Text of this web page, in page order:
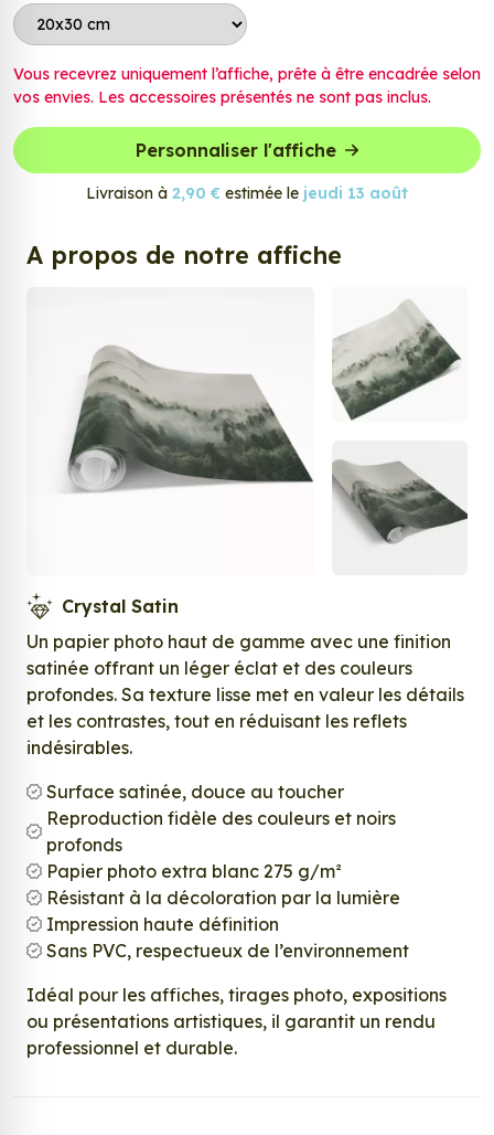
Vous recevrez uniquement l’affiche, prête à être encadrée selon
vos envies. Les accessoires présentés ne sont pas inclus.
Personnaliser l'affiche
Livraison à 2,90 € estimée le jeudi 13 août
A propos de notre affiche
Crystal Satin
Un papier photo haut de gamme avec une finition
satinée offrant un léger éclat et des couleurs
profondes. Sa texture lisse met en valeur les détails
et les contrastes, tout en réduisant les reflets
indésirables.
Surface satinée, douce au toucher
Reproduction fidèle des couleurs et noirs
profonds
Papier photo extra blanc 275 g/m²
Résistant à la décoloration par la lumière
Impression haute définition
Sans PVC, respectueux de l’environnement
Idéal pour les affiches, tirages photo, expositions
ou présentations artistiques, il garantit un rendu
professionnel et durable.